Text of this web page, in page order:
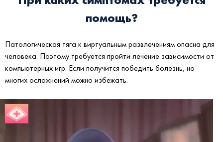
помощь?
Патологическая тяга к виртуальным развлечениям опасна для
человека. Поэтому требуется пройти лечение зависимости от
компьютерных игр. Если получится победить болезнь, но
многих осложнений можно избежать.